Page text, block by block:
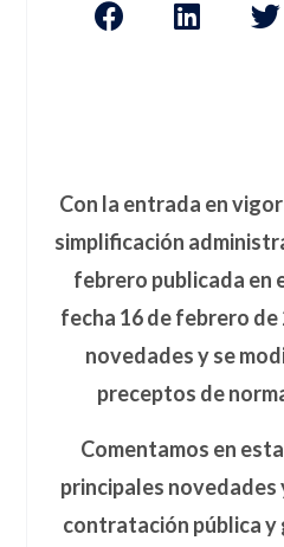
Con la entrada en
simplificación
febrero publicada en
fecha 16 de febrero
novedades y se
preceptos de
Comentamos en
principales
contratación pública